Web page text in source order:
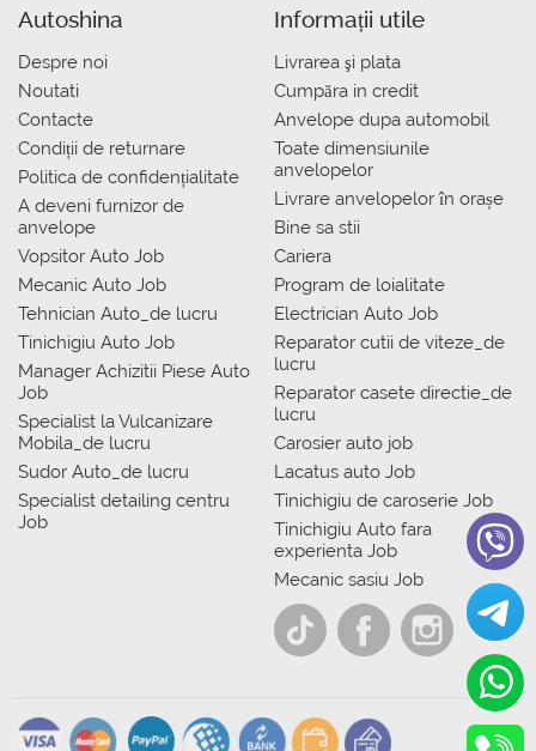
Autoshina
Despre noi
Noutati
Contacte
Condiții de returnare
Politica de confidențialitate
A deveni furnizor de
anvelope
Vopsitor Auto Job
Mecanic Auto Job
Tehnician Auto_de lucru
Tinichigiu Auto Job
Manager Achizitii Piese Auto
Job
Specialist la Vulcanizare
Mobila_de lucru
Sudor Auto_de lucru
Specialist detailing centru
Job
Informații utile
Livrarea şi plata
Сumpăra in credit
Anvelope dupa automobil
Toate dimensiunile
anvelopelor
Livrare anvelopelor în orașe
Bine sa stii
Cariera
Program de loialitate
Electrician Auto Job
Reparator cutii de viteze_de
lucru
Reparator casete directie_de
lucru
Carosier auto job
Lacatus auto Job
Tinichigiu de caroserie Job
Tinichigiu Auto fara
experienta Job
Mecanic sasiu Job